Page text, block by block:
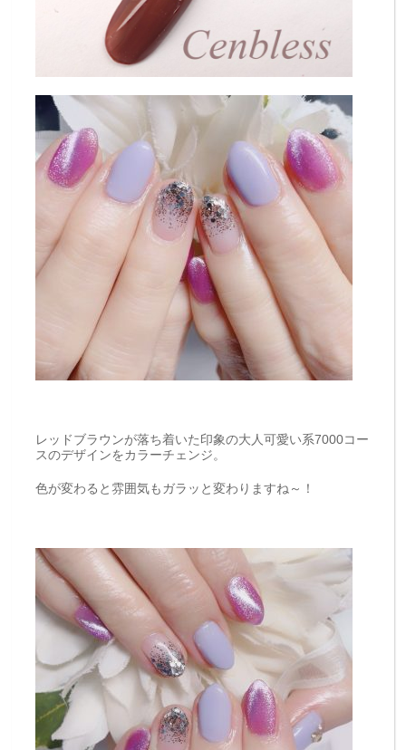
レッドブラウンが落ち着いた印象の大人可愛い系7000コー
スのデザインをカラーチェンジ。
色が変わると雰囲気もガラッと変わりますね～！